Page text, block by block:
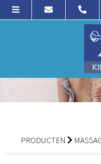
PRODUCTEN